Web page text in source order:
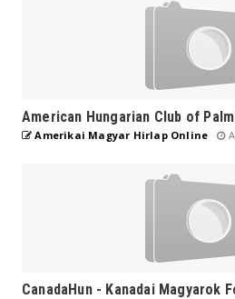
American Hungarian Club of
Amerikai Magyar Hirlap Online
CanadaHun - Kanadai Magyarok